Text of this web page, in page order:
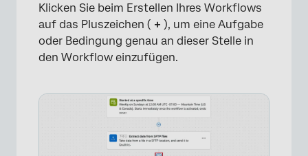
Klicken Sie beim Erstellen Ihres Workflows
auf das Pluszeichen ( + ), um eine Aufgabe
oder Bedingung genau an dieser Stelle in
den Workflow einzufügen.